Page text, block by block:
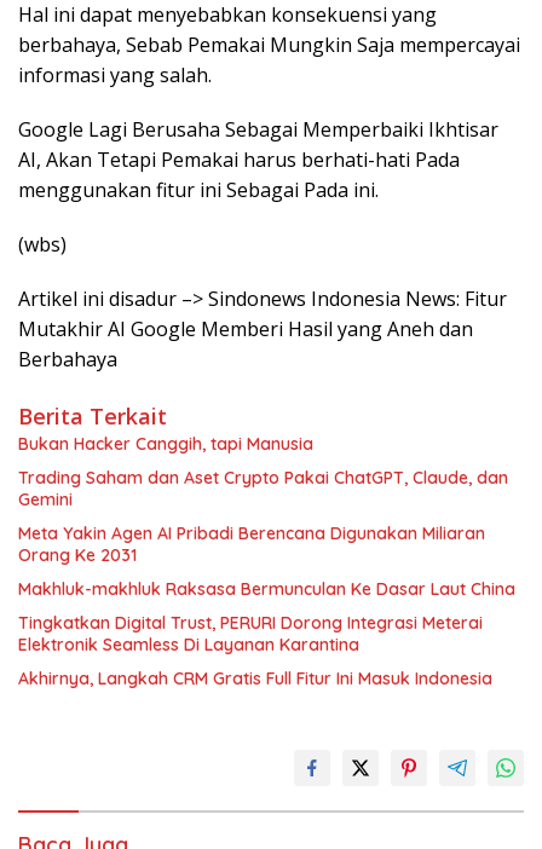
Hal ini dapat menyebabkan konsekuensi yang
berbahaya, Sebab Pemakai Mungkin Saja mempercayai
informasi yang salah.
Google Lagi Berusaha Sebagai Memperbaiki Ikhtisar
AI, Akan Tetapi Pemakai harus berhati-hati Pada
menggunakan fitur ini Sebagai Pada ini.
(wbs)
Artikel ini disadur –> Sindonews Indonesia News: Fitur
Mutakhir AI Google Memberi Hasil yang Aneh dan
Berbahaya
Berita Terkait
Bukan Hacker Canggih, tapi Manusia
Trading Saham dan Aset Crypto Pakai ChatGPT, Claude, dan
Gemini
Meta Yakin Agen AI Pribadi Berencana Digunakan Miliaran
Orang Ke 2031
Makhluk-makhluk Raksasa Bermunculan Ke Dasar Laut China
Tingkatkan Digital Trust, PERURI Dorong Integrasi Meterai
Elektronik Seamless Di Layanan Karantina
Akhirnya, Langkah CRM Gratis Full Fitur Ini Masuk Indonesia